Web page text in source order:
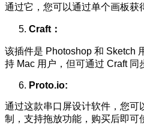
通过它，您可以通过单个画板
Craft ：
该插件是 Photoshop 和 Sketch
持 Mac 用户，但可通过 Craft 同
Proto.io:
通过这款串口屏设计软件，您可
制，支持拖放功能，购买后即可